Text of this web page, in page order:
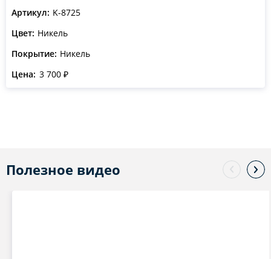
Артикул: K-8725
Цвет: Никель
Покрытие: Никель
Цена: 3 700 ₽
Полезное видео